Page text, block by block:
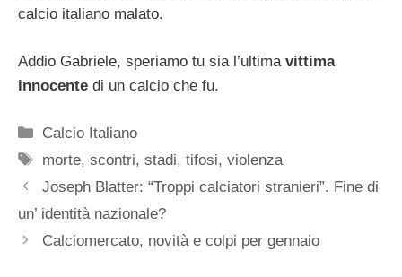
calcio italiano malato.
Addio Gabriele, speriamo tu sia l’ultima vittima
innocente di un calcio che fu.
Categorie
Calcio Italiano
Tag
morte,scontri,stadi,tifosi,violenza
Joseph Blatter: “Troppi calciatori stranieri”. Fine di
un’ identità nazionale?
Calciomercato, novità e colpi per gennaio